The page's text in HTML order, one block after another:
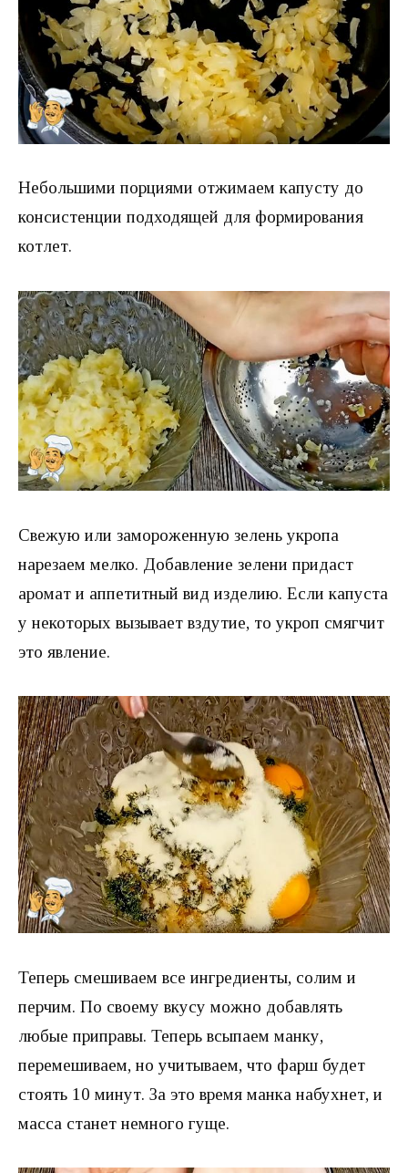
Небольшими порциями отжимаем капусту до
консистенции подходящей для формирования
котлет.
Свежую или замороженную зелень укропа
нарезаем мелко. Добавление зелени придаст
аромат и аппетитный вид изделию. Если капуста
у некоторых вызывает вздутие, то укроп смягчит
это явление.
Теперь смешиваем все ингредиенты, солим и
перчим. По своему вкусу можно добавлять
любые приправы. Теперь всыпаем манку,
перемешиваем, но учитываем, что фарш будет
стоять 10 минут. За это время манка набухнет, и
масса станет немного гуще.